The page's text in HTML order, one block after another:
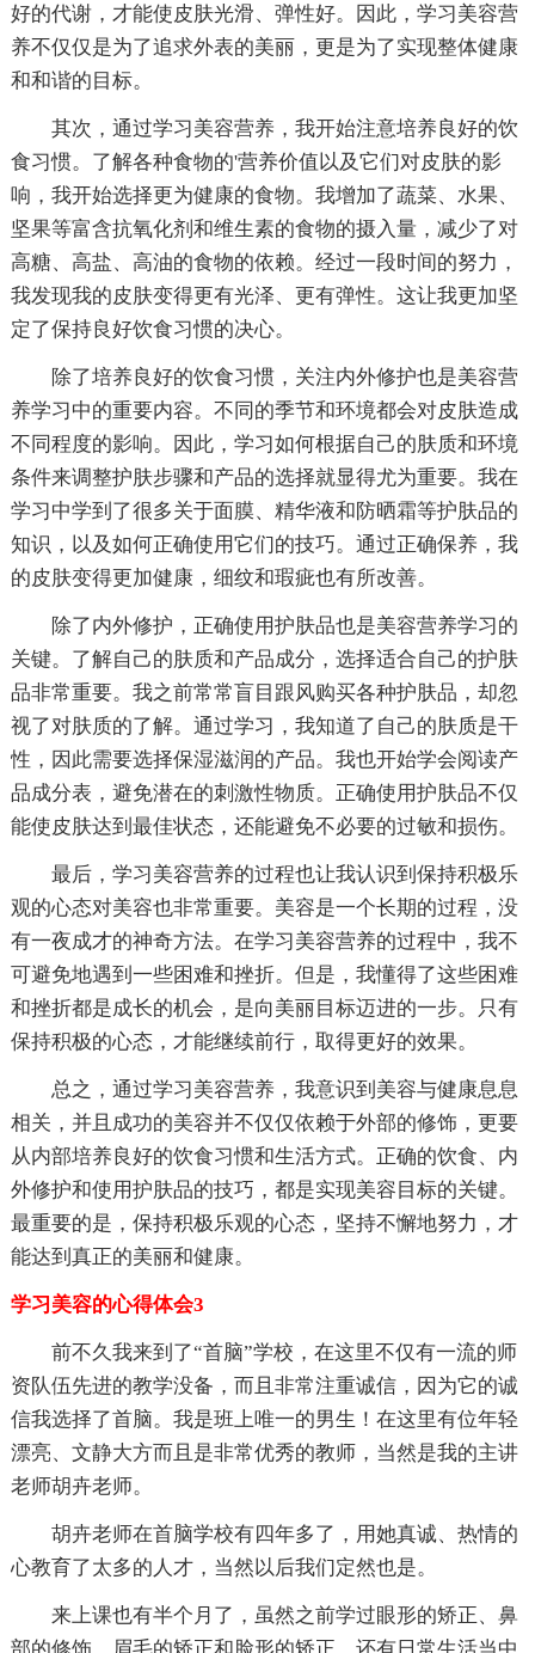
好的代谢，才能使皮肤光滑、弹性好。因此，学习美容营
养不仅仅是为了追求外表的美丽，更是为了实现整体健康
和和谐的目标。
其次，通过学习美容营养，我开始注意培养良好的饮
食习惯。了解各种食物的'营养价值以及它们对皮肤的影
响，我开始选择更为健康的食物。我增加了蔬菜、水果、
坚果等富含抗氧化剂和维生素的食物的摄入量，减少了对
高糖、高盐、高油的食物的依赖。经过一段时间的努力，
我发现我的皮肤变得更有光泽、更有弹性。这让我更加坚
定了保持良好饮食习惯的决心。
除了培养良好的饮食习惯，关注内外修护也是美容营
养学习中的重要内容。不同的季节和环境都会对皮肤造成
不同程度的影响。因此，学习如何根据自己的肤质和环境
条件来调整护肤步骤和产品的选择就显得尤为重要。我在
学习中学到了很多关于面膜、精华液和防晒霜等护肤品的
知识，以及如何正确使用它们的技巧。通过正确保养，我
的皮肤变得更加健康，细纹和瑕疵也有所改善。
除了内外修护，正确使用护肤品也是美容营养学习的
关键。了解自己的肤质和产品成分，选择适合自己的护肤
品非常重要。我之前常常盲目跟风购买各种护肤品，却忽
视了对肤质的了解。通过学习，我知道了自己的肤质是干
性，因此需要选择保湿滋润的产品。我也开始学会阅读产
品成分表，避免潜在的刺激性物质。正确使用护肤品不仅
能使皮肤达到最佳状态，还能避免不必要的过敏和损伤。
最后，学习美容营养的过程也让我认识到保持积极乐
观的心态对美容也非常重要。美容是一个长期的过程，没
有一夜成才的神奇方法。在学习美容营养的过程中，我不
可避免地遇到一些困难和挫折。但是，我懂得了这些困难
和挫折都是成长的机会，是向美丽目标迈进的一步。只有
保持积极的心态，才能继续前行，取得更好的效果。
总之，通过学习美容营养，我意识到美容与健康息息
相关，并且成功的美容并不仅仅依赖于外部的修饰，更要
从内部培养良好的饮食习惯和生活方式。正确的饮食、内
外修护和使用护肤品的技巧，都是实现美容目标的关键。
最重要的是，保持积极乐观的心态，坚持不懈地努力，才
能达到真正的美丽和健康。
学习美容的心得体会3
前不久我来到了“首脑”学校，在这里不仅有一流的师
资队伍先进的教学没备，而且非常注重诚信，因为它的诚
信我选择了首脑。我是班上唯一的男生！在这里有位年轻
漂亮、文静大方而且是非常优秀的教师，当然是我的主讲
老师胡卉老师。
胡卉老师在首脑学校有四年多了，用她真诚、热情的
心教育了太多的人才，当然以后我们定然也是。
来上课也有半个月了，虽然之前学过眼形的矫正、鼻